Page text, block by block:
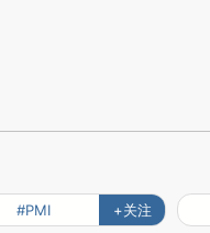
#PMI +关注